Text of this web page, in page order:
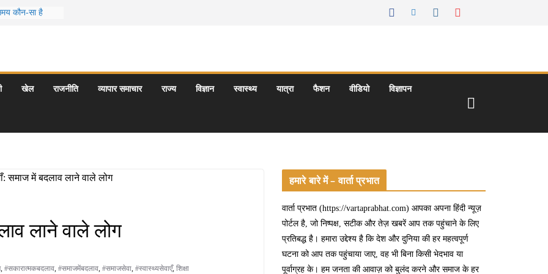
कौन-सा है
दार्जिलिंग
खेल राजनीति व्यापार समाचार राज्य विज्ञान स्वास्थ्य यात्रा फैशन वीडियो विज्ञापन
लाने वाले लोग
, #सकारात्मकबदलाव, #समाजमेंबदलाव, #समाजसेवा, #स्वास्थ्यसेवाएँ, शिक्षा
हमारे बारे में – वार्ता प्रभात
वार्ता प्रभात (https://vartaprabhat.com) आपका अपना हिंदी न्यूज़
पोर्टल है, जो निष्पक्ष, सटीक और तेज़ खबरें आप तक पहुंचाने के लिए
प्रतिबद्ध है। हमारा उद्देश्य है कि देश और दुनिया की हर महत्वपूर्ण
घटना को आप तक पहुंचाया जाए, वह भी बिना किसी भेदभाव या
पूर्वाग्रह के। हम जनता की आवाज़ को बुलंद करने और समाज के हर